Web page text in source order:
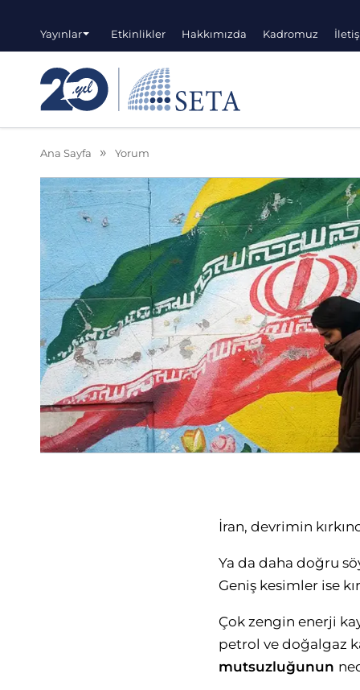
Yayınlar Etkinlikler Hakkımızda Kadromuz
Ana Sayfa Yorum
İran, devrimin
Ya da daha doğru
Geniş kesimler ise
Çok zengin enerji
petrol ve doğalgaz
mutsuzluğunun